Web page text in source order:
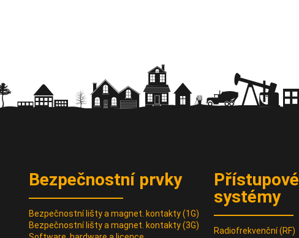
Bezpečnostní prvky
Bezpečnostní lišty a magnet. kontakty (1G)
Bezpečnostní lišty a magnet. kontakty (3G)
Přístupové
systémy
Radiofrekvenční (RF)